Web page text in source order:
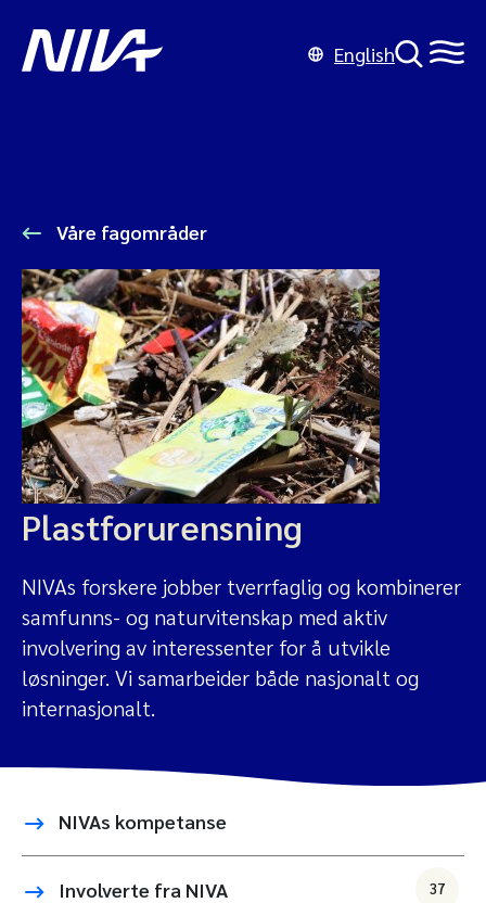
English
Våre fagområder
Plastforurensning
NIVAs forskere jobber tverrfaglig og kombinerer
samfunns- og naturvitenskap med aktiv
involvering av interessenter for å utvikle
løsninger. Vi samarbeider både nasjonalt og
internasjonalt.
NIVAs kompetanse
Involverte fra NIVA 37